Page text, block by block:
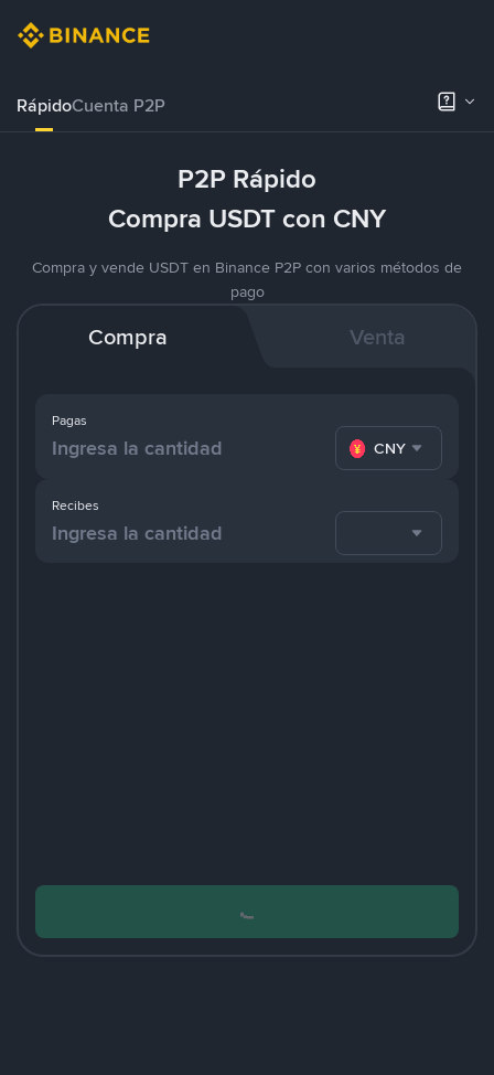
RápidoCuenta P2P
P2P Rápido
Compra USDT con CNY
Compra y vende USDT en Binance P2P con varios métodos de
pago
Compra Venta
Pagas
CNY
Recibes